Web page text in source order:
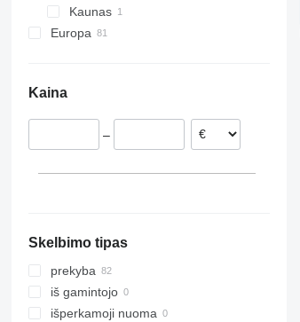
Kaunas
Europa
Kaina
–
Skelbimo tipas
prekyba
iš gamintojo
išperkamoji nuoma